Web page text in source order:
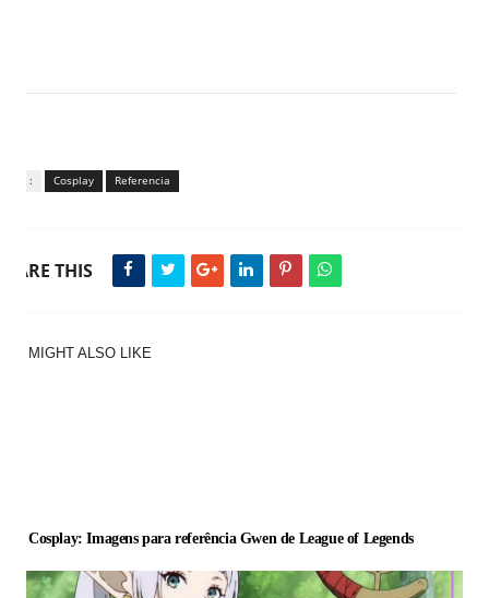
Tags : Cosplay Referencia
THIS
MIGHT ALSO LIKE
Cosplay: Imagens para referência Gwen de League of Legends